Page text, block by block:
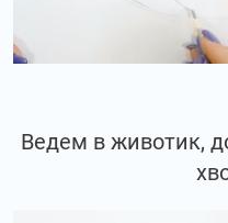
Ведем в животик,